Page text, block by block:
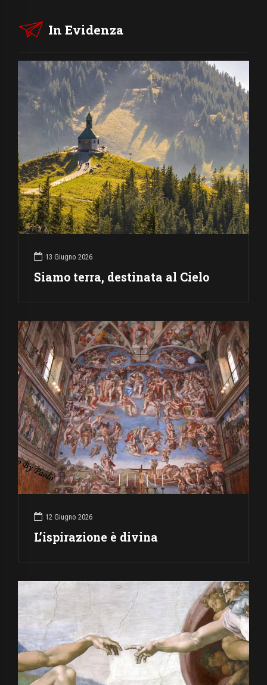
In Evidenza
13 Giugno 2026
Siamo terra, destinata al Cielo
12 Giugno 2026
L’ispirazione è divina